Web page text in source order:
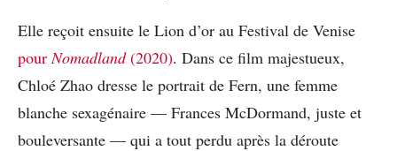
Elle reçoit ensuite le Lion d’or au Festival de Venise
pour Nomadland(2020). Dans ce film majestueux,
Chloé Zhao dresse le portrait de Fern, une femme
blanche sexagénaire — Frances McDormand, juste et
bouleversante — qui a tout perdu après la déroute